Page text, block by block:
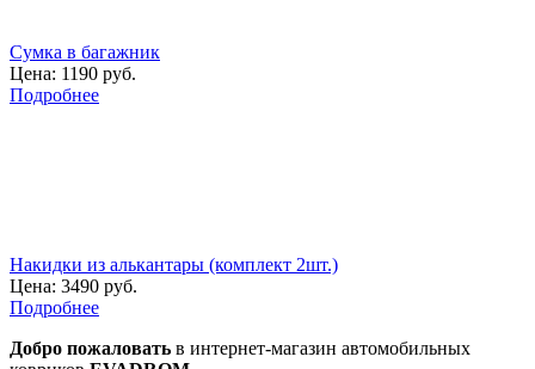
Сумка в багажник
Цена: 1190 руб.
Подробнее
Накидки из алькантары (комплект 2шт.)
Цена: 3490 руб.
Подробнее
Добро пожаловать в интернет-магазин автомобильных